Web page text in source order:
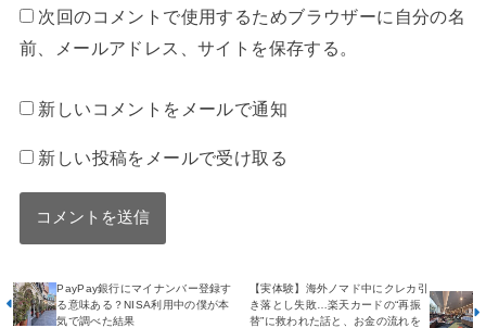
次回のコメントで使用するためブラウザーに自分の名
前、メールアドレス、サイトを保存する。
新しいコメントをメールで通知
新しい投稿をメールで受け取る
PayPay銀行にマイナンバー登録す
る意味ある？NISA利用中の僕が本
気で調べた結果
【実体験】海外ノマド中にクレカ引
き落とし失敗…楽天カードの“再振
替”に救われた話と、お金の流れを